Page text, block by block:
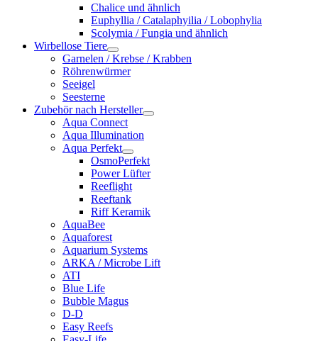
Chalice und ähnlich
Euphyllia / Catalaphyilia / Lobophylia
Scolymia / Fungia und ähnlich
Wirbellose Tiere
Garnelen / Krebse / Krabben
Röhrenwürmer
Seeigel
Seesterne
Zubehör nach Hersteller
Aqua Connect
Aqua Illumination
Aqua Perfekt
OsmoPerfekt
Power Lüfter
Reeflight
Reeftank
Riff Keramik
AquaBee
Aquaforest
Aquarium Systems
ARKA / Microbe Lift
ATI
Blue Life
Bubble Magus
D-D
Easy Reefs